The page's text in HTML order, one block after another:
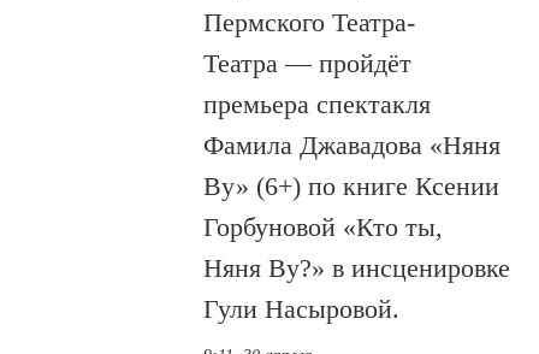
Пермского Театра-
Театра — пройдёт
премьера спектакля
Фамила Джавадова «Няня
Ву» (6+) по книге Ксении
Горбуновой «Кто ты,
Няня Ву?» в инсценировке
Гули Насыровой.